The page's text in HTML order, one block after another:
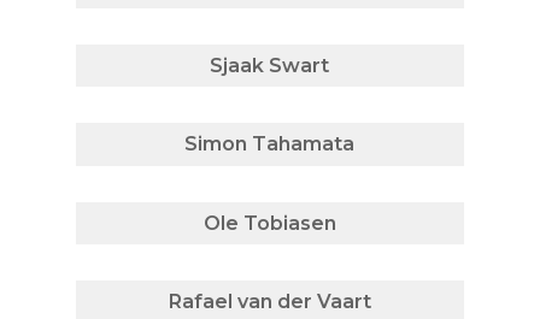
Sjaak Swart
Simon Tahamata
Ole Tobiasen
Rafael van der Vaart